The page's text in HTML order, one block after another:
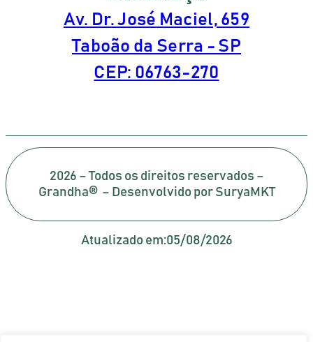
Av. Dr. José Maciel, 659
Taboão da Serra - SP
CEP: 06763-270
2026 – Todos os direitos reservados –
Grandha® – Desenvolvido por SuryaMKT
Atualizado em:05/08/2026